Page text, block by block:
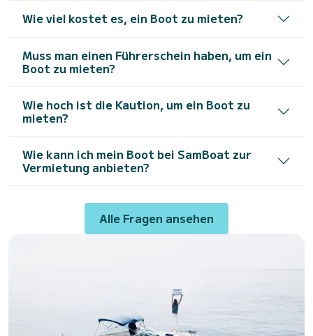
Wie viel kostet es, ein Boot zu mieten?
Muss man einen Führerschein haben, um ein
Boot zu mieten?
Wie hoch ist die Kaution, um ein Boot zu
mieten?
Wie kann ich mein Boot bei SamBoat zur
Vermietung anbieten?
Alle Fragen ansehen